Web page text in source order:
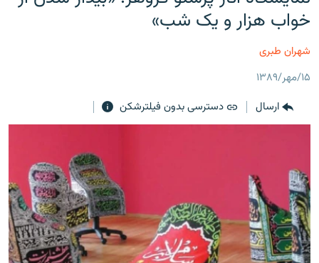
منوی
اصلی
صفحه
جهان
فرکانس‌ها
پادکست
چندرسانه‌ای
گزارش‌های تصویری
زنان فردا
به ما بپیوندید
خواب هزار و یک شب»
شهران طبری
۱۵/مهر/۱۳۸۹
ارسال
دسترسی بدون فیلترشکن